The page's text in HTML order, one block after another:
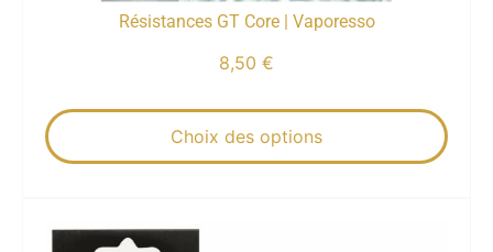
Résistances GT Core | Vaporesso
8,50 €
Choix des options